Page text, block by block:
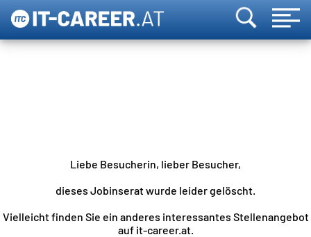
Liebe Besucherin, lieber Besucher,
dieses Jobinserat wurde leider gelöscht.
Vielleicht finden Sie ein anderes interessantes Stellenangebot
auf it-career.at.